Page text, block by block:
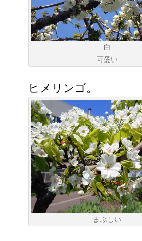
白
可愛い
ヒメリンゴ。
まぶしい